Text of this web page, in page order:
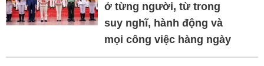
ở từng người, từ trong
suy nghĩ, hành động và
mọi công việc hàng ngày